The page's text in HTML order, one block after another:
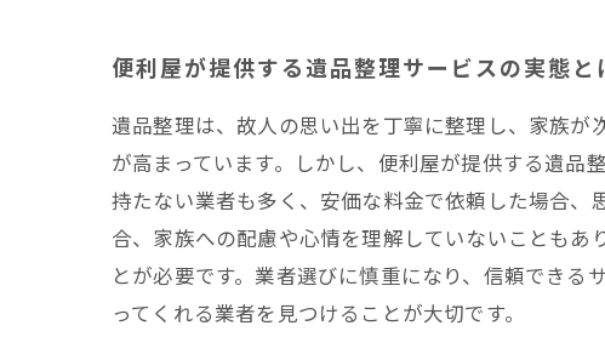
便利屋が提供する遺品整理サービスの実態と
遺品整理は、故人の思い出を丁寧に整理し、家族
が高まっています。しかし、便利屋が提供する遺
持たない業者も多く、安価な料金で依頼した場合
合、家族への配慮や心情を理解していないことも
とが必要です。業者選びに慎重になり、信頼でき
ってくれる業者を見つけることが大切です。